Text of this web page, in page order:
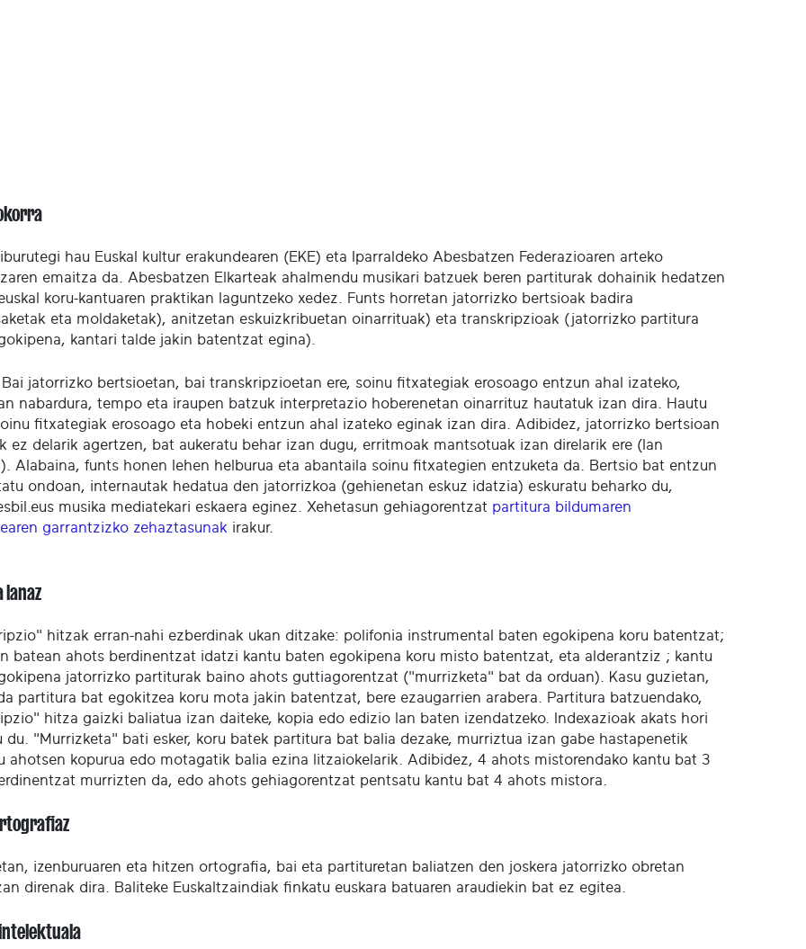
hau Euskal kultur erakundearen (EKE) eta Iparraldeko Abesbatzen Federazioaren arteko
emaitza da. Abesbatzen Elkarteak ahalmendu musikari batzuek beren partiturak dohainik hedatzen
koru-kantuaren praktikan laguntzeko xedez. Funts horretan jatorrizko bertsioak badira
eta moldaketak), anitzetan eskuizkribuetan oinarrituak) eta transkripzioak (jatorrizko partitura
kantari talde jakin batentzat egina).
Bai jatorrizko bertsioetan, bai transkripzioetan ere, soinu fitxategiak erosoago entzun ahal izateko,
nabardura, tempo eta iraupen batzuk interpretazio hoberenetan oinarrituz hautatuk izan dira. Hautu
fitxategiak erosoago eta hobeki entzun ahal izateko eginak izan dira. Adibidez, jatorrizko bertsioan
ez delarik agertzen, bat aukeratu behar izan dugu, erritmoak mantsotuak izan direlarik ere (lan
Alabaina, funts honen lehen helburua eta abantaila soinu fitxategien entzuketa da. Bertsio bat entzun
ondoan, internautak hedatua den jatorrizkoa (gehienetan eskuz idatzia) eskuratu beharko du,
musika mediatekari eskaera eginez. Xehetasun gehiagorentzat partitura bildumaren
garrantzizko zehaztasunak irakur.
lanaz
hitzak erran-nahi ezberdinak ukan ditzake: polifonia instrumental baten egokipena koru batentzat;
batean ahots berdinentzat idatzi kantu baten egokipena koru misto batentzat, eta alderantziz ; kantu
jatorrizko partiturak baino ahots guttiagorentzat ("murrizketa" bat da orduan). Kasu guzietan,
partitura bat egokitzea koru mota jakin batentzat, bere ezaugarrien arabera. Partitura batzuendako,
hitza gaizki baliatua izan daiteke, kopia edo edizio lan baten izendatzeko. Indexazioak akats hori
du. "Murrizketa" bati esker, koru batek partitura bat balia dezake, murriztua izan gabe hastapenetik
ahotsen kopurua edo motagatik balia ezina litzaiokelarik. Adibidez, 4 ahots mistorendako kantu bat 3
murrizten da, edo ahots gehiagorentzat pentsatu kantu bat 4 ahots mistora.
izenburuaren eta hitzen ortografia, bai eta partituretan baliatzen den joskera jatorrizko obretan
direnak dira. Baliteke Euskaltzaindiak finkatu euskara batuaren araudiekin bat ez egitea.